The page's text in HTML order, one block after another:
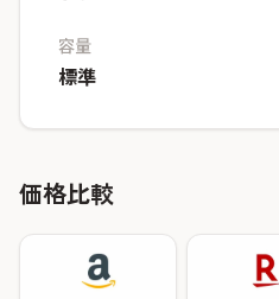
容量
標準
価格比較